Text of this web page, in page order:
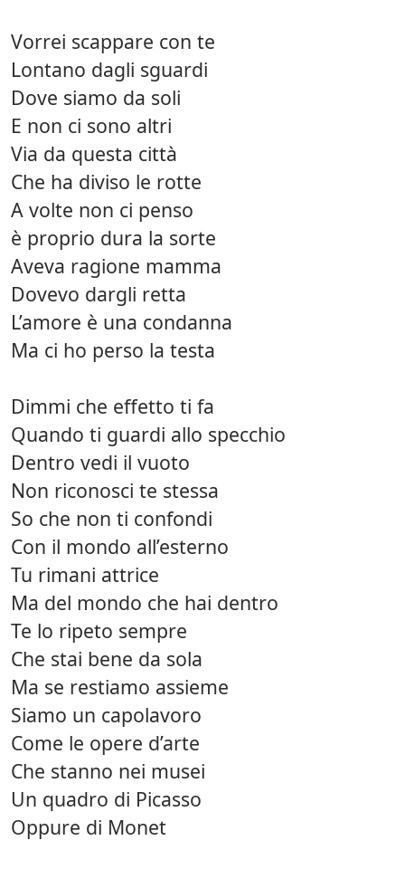
Vorrei scappare con te
Lontano dagli sguardi
Dove siamo da soli
E non ci sono altri
Via da questa città
Che ha diviso le rotte
A volte non ci penso
è proprio dura la sorte
Aveva ragione mamma
Dovevo dargli retta
L’amore è una condanna
Ma ci ho perso la testa
Dimmi che effetto ti fa
Quando ti guardi allo specchio
Dentro vedi il vuoto
Non riconosci te stessa
So che non ti confondi
Con il mondo all’esterno
Tu rimani attrice
Ma del mondo che hai dentro
Te lo ripeto sempre
Che stai bene da sola
Ma se restiamo assieme
Siamo un capolavoro
Come le opere d’arte
Che stanno nei musei
Un quadro di Picasso
Oppure di Monet